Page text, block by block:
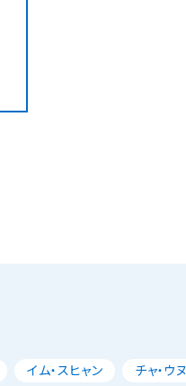
イム・スヒャン チャ・ウヌ